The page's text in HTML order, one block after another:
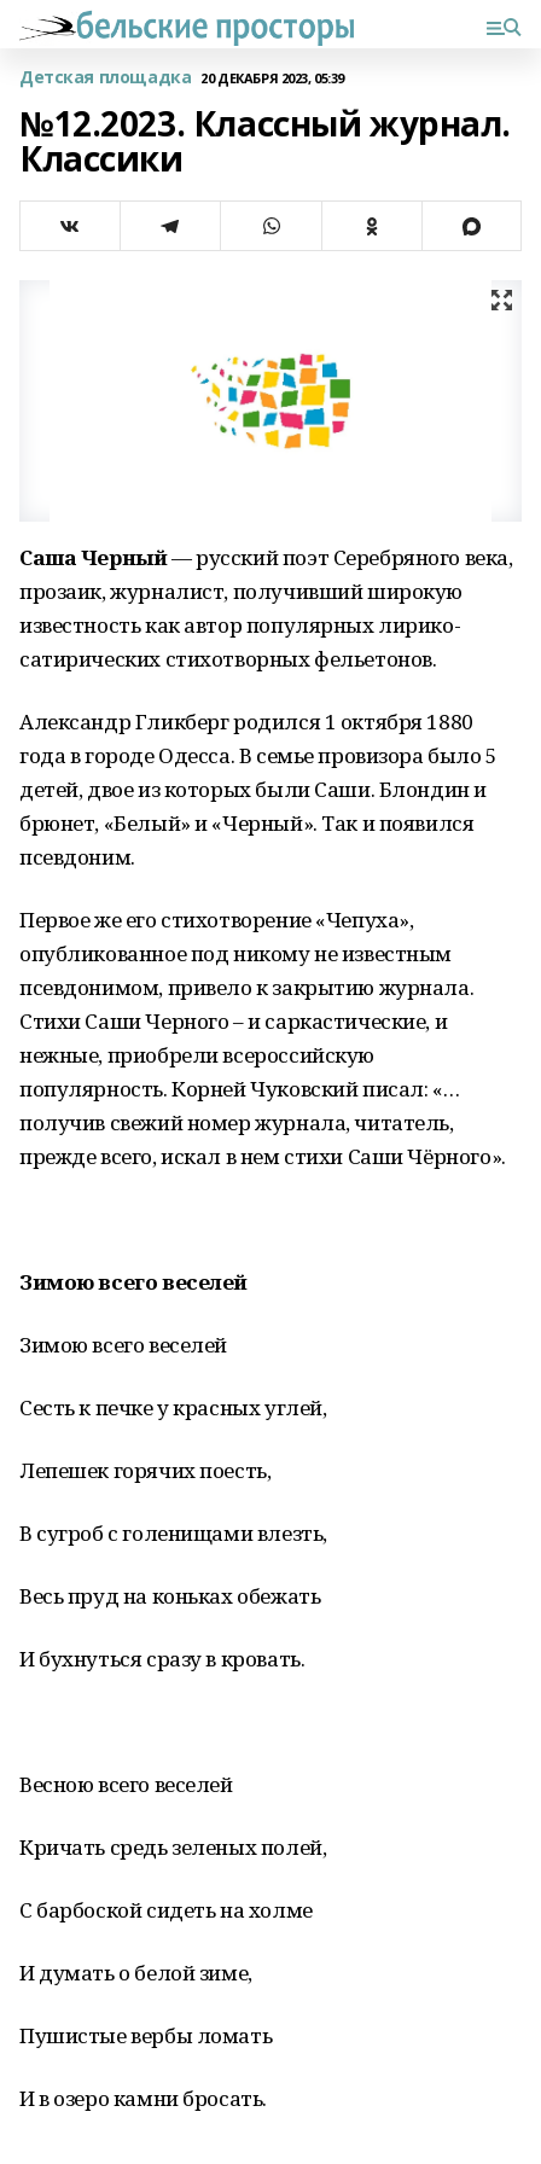
Детская площадка 20 ДЕКАБРЯ 2023, 05:39
№12.2023. Классный журнал.
Классики
Саша Черный— русский поэт Серебряного века,
прозаик, журналист, получивший широкую
известность как автор популярных лирико-
сатирических стихотворных фельетонов.
Александр Гликберг родился 1 октября 1880
года в городе Одесса. В семье провизора было 5
детей, двое из которых были Саши. Блондин и
брюнет, «Белый» и «Черный». Так и появился
псевдоним.
Первое же его стихотворение «Чепуха»,
опубликованное под никому не известным
псевдонимом, привело к закрытию журнала.
Стихи Саши Черного – и саркастические, и
нежные, приобрели всероссийскую
популярность. Корней Чуковский писал: «…
получив свежий номер журнала, читатель,
прежде всего, искал в нем стихи Саши Чёрного».
Зимою всего веселей
Зимою всего веселей
Сесть к печке у красных углей,
Лепешек горячих поесть,
В сугроб с голенищами влезть,
Весь пруд на коньках обежать
И бухнуться сразу в кровать.
Весною всего веселей
Кричать средь зеленых полей,
С барбоской сидеть на холме
И думать о белой зиме,
Пушистые вербы ломать
И в озеро камни бросать.